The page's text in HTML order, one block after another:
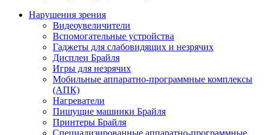
Нарушения зрения
Видеоувеличители
Вспомогательные устройства
Гаджеты для слабовидящих и незрячих
Дисплеи Брайля
Игры для незрячих
Мобильные аппаратно-программные комплексы
(АПК)
Нагреватели
Пишущие машинки Брайля
Принтеры Брайля
Специализированные аппаратно-программные